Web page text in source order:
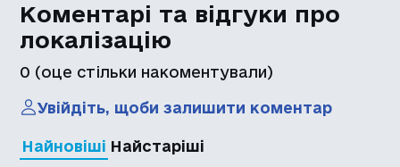
Коментарі та відгуки про
локалізацію
0 (оце стільки накоментували)
Увійдіть, щоби залишити коментар
Найновіші Найстаріші